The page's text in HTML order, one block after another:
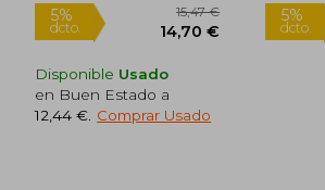
Disponible Usado
en Buen Estado a
12,44 € Comprar Usado